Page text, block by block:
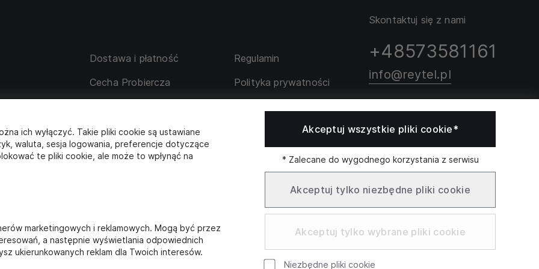
Dostawa i płatność
Regulamin
Cecha Probiercza
Polityka prywatności
Współpraca z partnerami
00-548 Warszawa
godziny otwarcia
poniedziałek - sobota:
Skontaktuj się z nami
+48573581161
info@reytel.pl
Infolinia: Pn–Pt 09:00–
17:00
ich wyłączyć. Takie pliki cookie są ustawiane
waluta, sesja logowania, preferencje dotyczące
te pliki cookie, ale może to wpłynąć na
marketingowych i reklamowych. Mogą być przez
a następnie wyświetlania odpowiednich
ukierunkowanych reklam dla Twoich interesów.
Akceptuj wszystkie pliki cookie*
* Zalecane do wygodnego korzystania z serwisu
Akceptuj tylko niezbędne pliki cookie
Akceptuj tylko wybrane pliki cookie
Niezbędne pliki cookie